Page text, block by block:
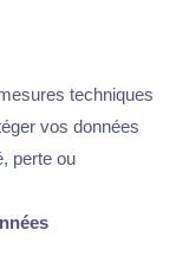
techniques
vos données
perte ou